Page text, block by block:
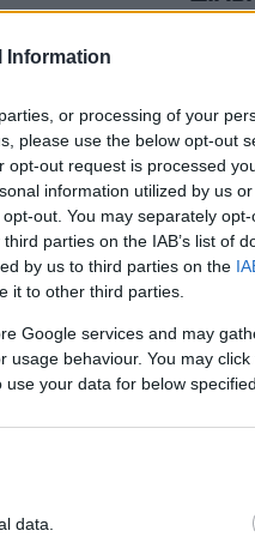
Information
or processing of your
please use the below opt-out
opt-out request is processed
information utilized by us
out. You may separately
parties on the IAB’s list of
by us to third parties on the
it to other third parties.
Google services and may
usage behaviour. You may
your data for below
data.
την
της
Staks:
(και
δίπλα
φαγητό